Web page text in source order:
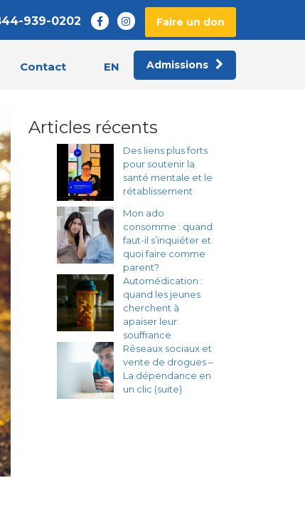
939-0202 Faire un don
Contact EN Admissions
Articles récents
Des liens plus forts
pour soutenir la
santé mentale et le
rétablissement
Mon ado
consomme : quand
faut-il s’inquiéter et
quoi faire comme
parent?
Automédication :
quand les jeunes
cherchent à
apaiser leur
souffrance
Réseaux sociaux et
vente de drogues –
La dépendance en
un clic (suite)